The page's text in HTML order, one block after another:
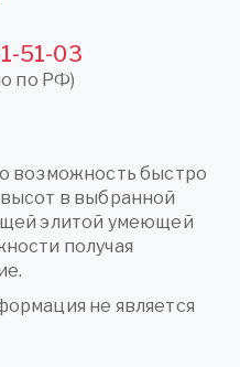
51-03
по РФ)
возможность быстро
в выбранной
элитой умеющей
получая
не является